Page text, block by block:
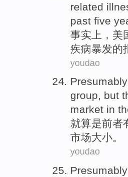
related
past five
事实上 ， 美
疾病暴发的
youdao
Presumably
group, but
market in
就算是前者
市场大小。
youdao
Presumably